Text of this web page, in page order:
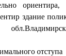
здание
отступа